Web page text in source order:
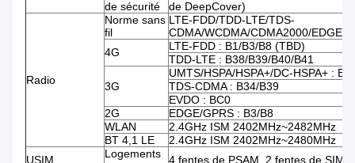
de sécurité
de DeepCover)
Radio
Norme sans
fil
LTE-FDD/TDD-LTE/TDS-
CDMA/WCDMA/CDMA2000/EDGE/
4G
LTE-FDD : B1/B3/B8 (TBD)
TDD-LTE : B38/B39/B40/B41
3G
UMTS/HSPA/HSPA+/DC-HSPA+ :
TDS-CDMA : B34/B39
EVDO : BC0
2G
EDGE/GPRS : B3/B8
WLAN
2.4GHz ISM 2402MHz~2482MHz
BT 4,1 LE
2.4GHz ISM 2402MHz~2480MHz
USIM
Logements
4 fentes de PSAM, 2 fentes de SIM